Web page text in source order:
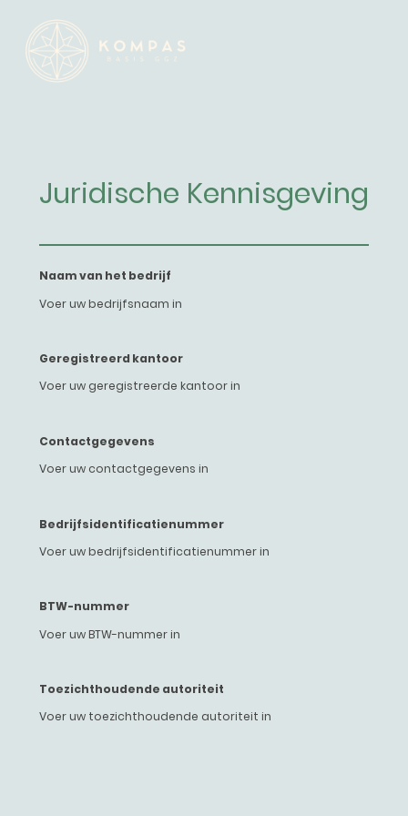
Juridische Kennisgeving
Naam van het bedrijf
Voer uw bedrijfsnaam in
Geregistreerd kantoor
Voer uw geregistreerde kantoor in
Contactgegevens
Voer uw contactgegevens in
Bedrijfsidentificatienummer
Voer uw bedrijfsidentificatienummer in
BTW-nummer
Voer uw BTW-nummer in
Toezichthoudende autoriteit
Voer uw toezichthoudende autoriteit in